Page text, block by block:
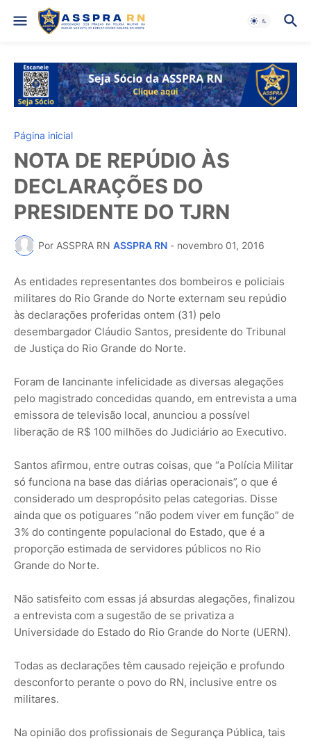
Página inicial
NOTA DE REPÚDIO ÀS
DECLARAÇÕES DO
PRESIDENTE DO TJRN
Por ASSPRA RN ASSPRA RN - novembro 01, 2016
As entidades representantes dos bombeiros e policiais
militares do Rio Grande do Norte externam seu repúdio
às declarações proferidas ontem (31) pelo
desembargador Cláudio Santos, presidente do Tribunal
de Justiça do Rio Grande do Norte.
Foram de lancinante infelicidade as diversas alegações
pelo magistrado concedidas quando, em entrevista a uma
emissora de televisão local, anunciou a possível
liberação de R$ 100 milhões do Judiciário ao Executivo.
Santos afirmou, entre outras coisas, que “a Polícia Militar
só funciona na base das diárias operacionais”, o que é
considerado um despropósito pelas categorias. Disse
ainda que os potiguares “não podem viver em função” de
3% do contingente populacional do Estado, que é a
proporção estimada de servidores públicos no Rio
Grande do Norte.
Não satisfeito com essas já absurdas alegações, finalizou
a entrevista com a sugestão de se privatiza a
Universidade do Estado do Rio Grande do Norte (UERN).
Todas as declarações têm causado rejeição e profundo
desconforto perante o povo do RN, inclusive entre os
militares.
Na opinião dos profissionais de Segurança Pública, tais